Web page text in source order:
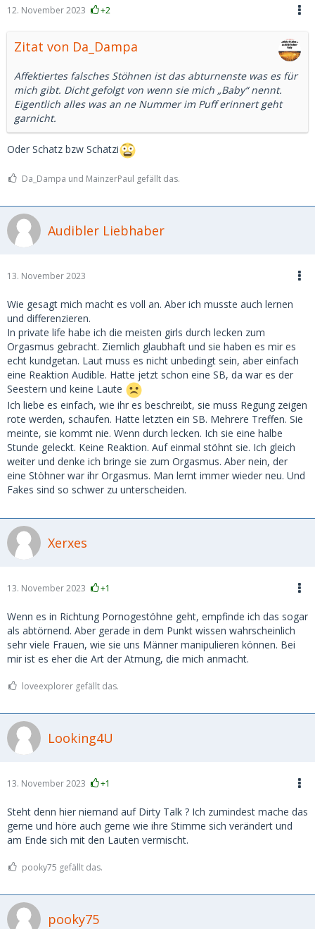
12. November 2023 +2
Zitat von Da_Dampa
Affektiertes falsches Stöhnen ist das abturnenste was es für
mich gibt. Dicht gefolgt von wenn sie mich „Baby“ nennt.
Eigentlich alles was an ne Nummer im Puff erinnert geht
garnicht.
Oder Schatz bzw Schatzi
Da_Dampa und MainzerPaul gefällt das.
Audibler Liebhaber
13. November 2023
Wie gesagt mich macht es voll an. Aber ich musste auch lernen
und differenzieren.
In private life habe ich die meisten girls durch lecken zum
Orgasmus gebracht. Ziemlich glaubhaft und sie haben es mir es
echt kundgetan. Laut muss es nicht unbedingt sein, aber einfach
eine Reaktion Audible. Hatte jetzt schon eine SB, da war es der
Seestern und keine Laute
Ich liebe es einfach, wie ihr es beschreibt, sie muss Regung zeigen
rote werden, schaufen. Hatte letzten ein SB. Mehrere Treffen. Sie
meinte, sie kommt nie. Wenn durch lecken. Ich sie eine halbe
Stunde geleckt. Keine Reaktion. Auf einmal stöhnt sie. Ich gleich
weiter und denke ich bringe sie zum Orgasmus. Aber nein, der
eine Stöhner war ihr Orgasmus. Man lernt immer wieder neu. Und
Fakes sind so schwer zu unterscheiden.
Xerxes
13. November 2023 +1
Wenn es in Richtung Pornogestöhne geht, empfinde ich das sogar
als abtörnend. Aber gerade in dem Punkt wissen wahrscheinlich
sehr viele Frauen, wie sie uns Männer manipulieren können. Bei
mir ist es eher die Art der Atmung, die mich anmacht.
loveexplorer gefällt das.
Looking4U
13. November 2023 +1
Steht denn hier niemand auf Dirty Talk ? Ich zumindest mache das
gerne und höre auch gerne wie ihre Stimme sich verändert und
am Ende sich mit den Lauten vermischt.
pooky75 gefällt das.
pooky75